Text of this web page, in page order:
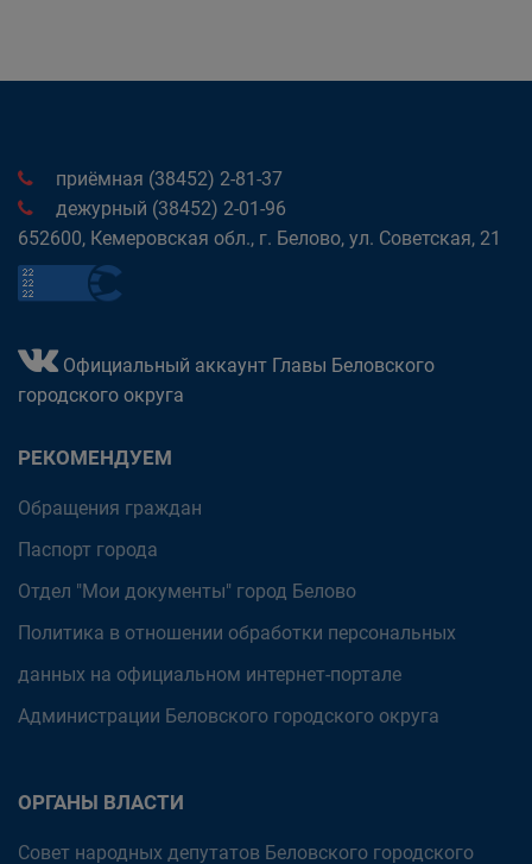
приёмная (38452) 2-81-37
дежурный (38452) 2-01-96
652600, Кемеровская обл., г. Белово, ул. Советская, 21
Официальный аккаунт Главы Беловского
городского округа
РЕКОМЕНДУЕМ
Обращения граждан
Паспорт города
Отдел "Мои документы" город Белово
Политика в отношении обработки персональных
данных на официальном интернет-портале
Администрации Беловского городского округа
ОРГАНЫ ВЛАСТИ
Совет народных депутатов Беловского городского